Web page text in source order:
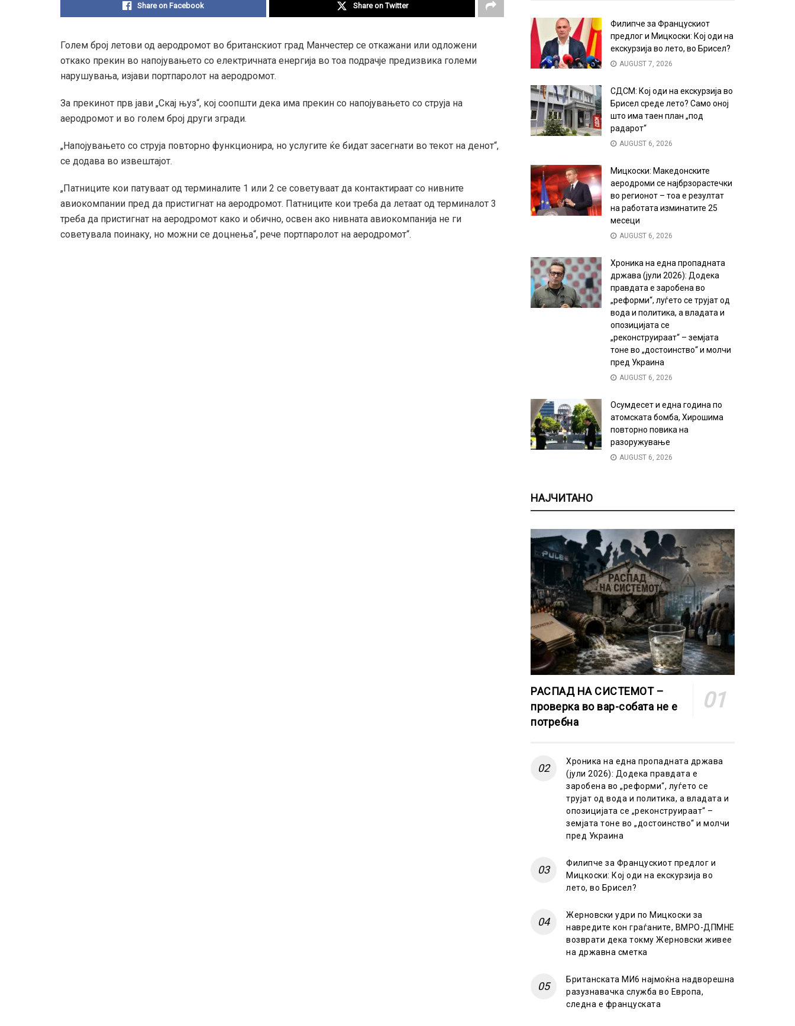
Share on Facebook Share on Twitter
Голем број летови од аеродромот во британскиот град Манчестер се откажани или одложени
откако прекин во напојувањето со електричната енергија во тоа подрачје предизвика големи
нарушувања, изјави портпаролот на аеродромот.
За прекинот прв јави „Скај њуз“, кој соопшти дека има прекин со напојувањето со струја на
аеродромот и во голем број други згради.
„Напојувањето со струја повторно функционира, но услугите ќе бидат засегнати во текот на денот“,
се додава во извештајот.
„Патниците кои патуваат од терминалите 1 или 2 се советуваат да контактираат со нивните
авиокомпании пред да пристигнат на аеродромот. Патниците кои треба да летаат од терминалот 3
треба да пристигнат на аеродромот како и обично, освен ако нивната авиокомпанија не ги
советувала поинаку, но можни се доцнења“, рече портпаролот на аеродромот“.
Филипче за Францускиот
предлог и Мицкоски: Кој оди на
екскурзија во лето, во Брисел?
AUGUST 7, 2026
СДСМ: Кој оди на екскурзија во
Брисел среде лето? Само оној
што има таен план „под
радарот“
AUGUST 6, 2026
Мицкоски: Македонските
аеродроми се најбрзорастечки
во регионот – тоа е резултат
на работата изминатите 25
месеци
AUGUST 6, 2026
Хроника на една пропадната
држава (јули 2026): Додека
правдата е заробена во
„реформи“, луѓето се трујат од
вода и политика, а владата и
опозицијата се
„реконструираат“ – земјата
тоне во „достоинство“ и молчи
пред Украина
AUGUST 6, 2026
Осумдесет и една година по
атомската бомба, Хирошима
повторно повика на
разоружување
AUGUST 6, 2026
НАЈЧИТАНО
РАСПАД НА СИСТЕМОТ –
проверка во вар-собата не е
потребна
Хроника на една пропадната држава
(јули 2026): Додека правдата е
заробена во „реформи“, луѓето се
трујат од вода и политика, а владата и
опозицијата се „реконструираат“ –
земјата тоне во „достоинство“ и молчи
пред Украина
Филипче за Францускиот предлог и
Мицкоски: Кој оди на екскурзија во
лето, во Брисел?
Жерновски удри по Мицкоски за
навредите кон граѓаните, ВМРО-ДПМНЕ
возврати дека токму Жерновски живее
на државна сметка
Британската МИ6 најмоќна надворешна
разузнавачка служба во Европа,
следна е француската